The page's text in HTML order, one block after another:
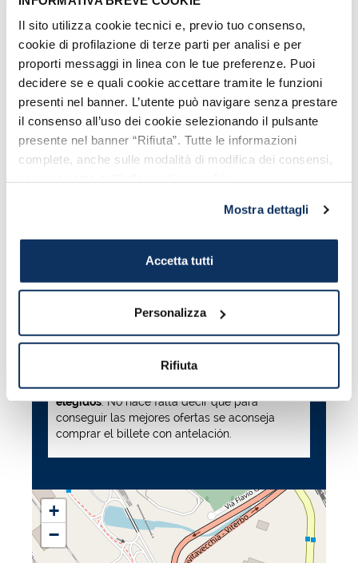
Il sito utilizza cookie tecnici e, previo tuo consenso,
cookie di profilazione di terze parti per analisi e per
proporti messaggi in linea con le tue preferenze. Puoi
decidere se e quali cookie accettare tramite le funzioni
presenti nel banner. L’utente può navigare senza prestare
il consenso all’uso dei cookie selezionando il pulsante
presente nel banner “Rifiuta”. Tutte le informazioni
complete, anche sulle modalità di modifica dei consensi,
Mostra dettagli
Accetta tutti
Personalizza
Rifiuta
INFORMACIÓN ÚTIL
Los billetes se pueden comprar también en las
taquillas situadas dentro del
Terminal ADM
RESERVA TU PLAZA DE APARCAMIENTO EN
EL PUERTO DE CIVITAVECCHIA
CóMO LLEGAR
Cómo llegar al puerto de Civitavecchia
muelles
Civitavecchia - Cagliari, 13-16 horas, Grimaldi
Lines 24 horas (pasando de Olbia)
Tiempo de embarque aconsejado: sin vehículo:
horas antes de la salida
PRECIOS
(embarque del vehículo no incluido)
yvarian en base a la temporada y a los sitios
elegidos. No hace falta decir que para
conseguir las mejores ofertas se aconseja
comprar el billete con antelación.
+
−